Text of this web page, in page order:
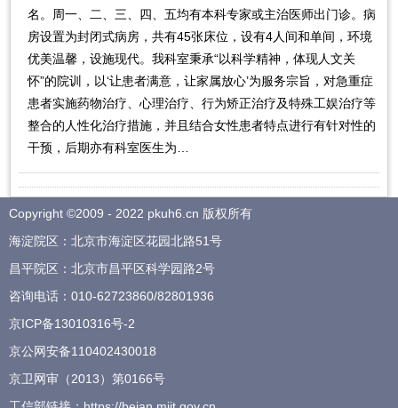
名。周一、二、三、四、五均有本科专家或主治医师出门诊。病
房设置为封闭式病房，共有45张床位，设有4人间和单间，环境
优美温馨，设施现代。我科室秉承“以科学精神，体现人文关
怀”的院训，以‘让患者满意，让家属放心’为服务宗旨，对急重症
患者实施药物治疗、心理治疗、行为矫正治疗及特殊工娱治疗等
整合的人性化治疗措施，并且结合女性患者特点进行有针对性的
干预，后期亦有科室医生为…
Copyright ©2009 - 2022 pkuh6.cn 版权所有
海淀院区：北京市海淀区花园北路51号
昌平院区：北京市昌平区科学园路2号
咨询电话： 010-62723860/82801936
京ICP备13010316号-2
京公网安备110402430018
京卫网审（2013）第0166号